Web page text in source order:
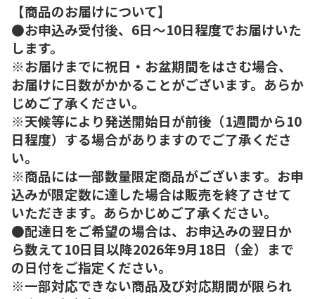
【商品のお届けについて】
●お申込み受付後、6日～10日程度でお届けいた
します。
※お届けまでに祝日・お盆期間をはさむ場合、
お届けに日数がかかることがございます。あらか
じめご了承ください。
※天候等により発送開始日が前後（1週間から10
日程度）する場合がありますのでご了承くださ
い。
※商品には一部数量限定商品がございます。お申
込みが限定数に達した場合は販売を終了させて
いただきます。あらかじめご了承ください。
●配達日をご希望の場合は、お申込みの翌日か
ら数えて10日目以降2026年9月18日（金）まで
の日付をご指定ください。
※一部対応できない商品及び対応期間が限られ